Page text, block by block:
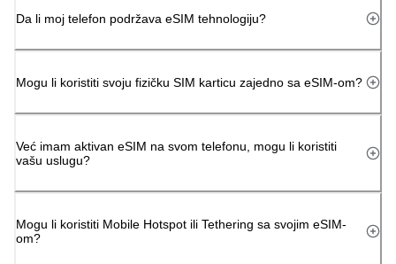
Da li moj telefon podržava eSIM tehnologiju?
Mogu li koristiti svoju fizičku SIM karticu zajedno sa eSIM-om?
Već imam aktivan eSIM na svom telefonu, mogu li koristiti
vašu uslugu?
Mogu li koristiti Mobile Hotspot ili Tethering sa svojim eSIM-
om?